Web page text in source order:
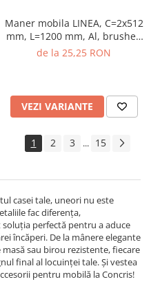
Maner mobila LINEA, C=2x512
mm, L=1200 mm, Al, brushed
gold
de la 25,25 RON
VEZI VARIANTE
1 2 3 ... 15
casei tale, uneori nu este
fac diferența,
perfectă pentru a aduce
încăperi. De la mânere elegante
sau birou rezistente, fiecare
final al locuinței tale. Și vestea
pentru mobilă la Concris!